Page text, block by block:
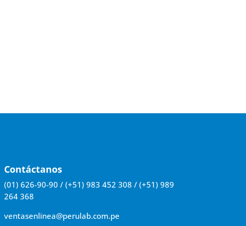
Contáctanos
(01) 626-90-90 / (+51) 983 452 308 / (+51) 989
264 368
ventasenlinea@perulab.com.pe